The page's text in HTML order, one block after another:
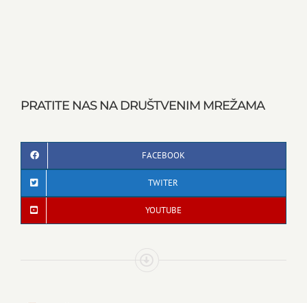
PRATITE NAS NA DRUŠTVENIM MREŽAMA
FACEBOOK
TWITER
YOUTUBE